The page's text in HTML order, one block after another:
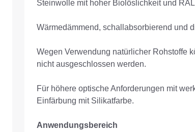
Steinwolle mit hoher Biolöslichkeit und
Wärmedämmend, schallabsorbierend und
Wegen Verwendung natürlicher Rohstoffe
nicht ausgeschlossen werden.
Für höhere optische Anforderungen mit
Einfärbung mit Silikatfarbe.
Anwendungsbereich